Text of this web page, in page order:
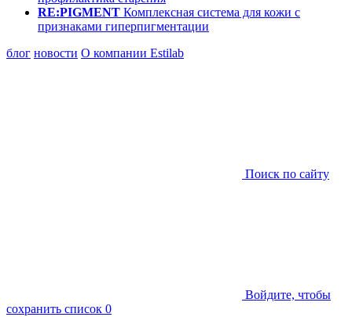
RE:PIGMENT Комплексная система для кожи с
признаками гиперпигментации
блог новости О компании Estilab
Поиск по сайту
Войдите, чтобы
сохранить список 0